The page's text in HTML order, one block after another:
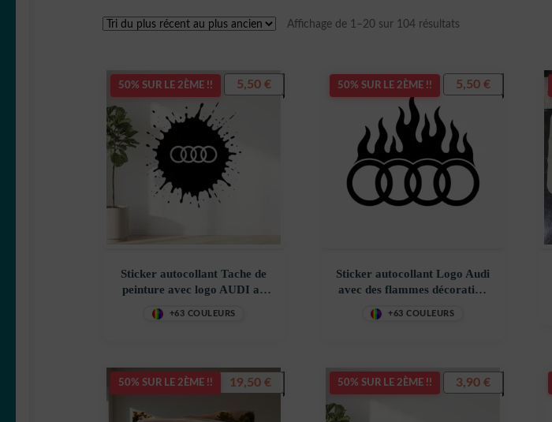
Affichage de 1–20 sur 104 résultats
récent
au
50% SUR LE 2ÈME !!
Sticker autocollant Tache de
peinture avec logo AUDI au
milieu décoration
decostickerstore – FEUCML
+63 COULEURS
5,50€ 50% SUR LE 2ÈME !!
Sticker autocollant Logo Audi
avec des flammes décoration
decostickerstore – 69IQXR
+63 COULEURS
5,50 €
50% SUR LE 2ÈME !! 19,50€ 50% SUR LE 2ÈME !! 3,90 €